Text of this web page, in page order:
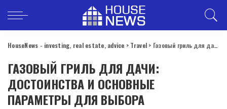
HouseNews - investing, real estate, advice > Travel > Газовый гриль для дачи: достоинства и основные параметры для выбора
ГАЗОВЫЙ ГРИЛЬ ДЛЯ ДАЧИ:
ДОСТОИНСТВА И ОСНОВНЫЕ
ПАРАМЕТРЫ ДЛЯ ВЫБОРА